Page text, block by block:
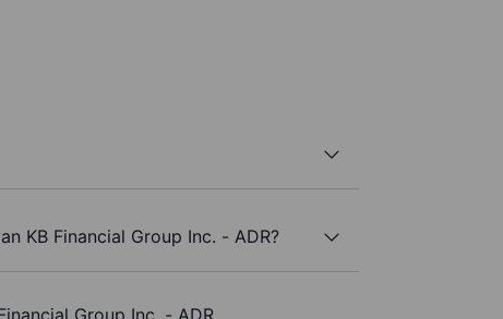
KB Financial Group Inc. - ADR?